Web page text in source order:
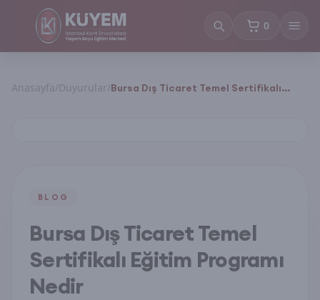
0
sepetteki
Anasayfa/Duyurular/Bursa Dış Ticaret Temel Sertifikalı
BLOG
Bursa Dış Ticaret Temel
Sertifikalı Eğitim Programı
Nedir